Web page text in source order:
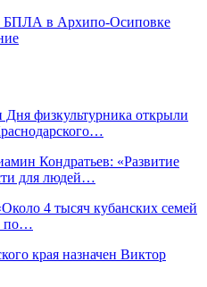
БПЛА в Архипо-Осиповке
физкультурника открыли
Кондратьев: «Развитие
для людей…
4 тысяч кубанских семей
по…
края назначен Виктор